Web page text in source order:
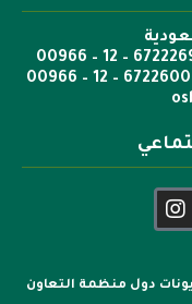
ص.ب: 6351 جدة الرمز 21442 هاتف 6722269 – 12 – 00966
دول منظمة التعاون